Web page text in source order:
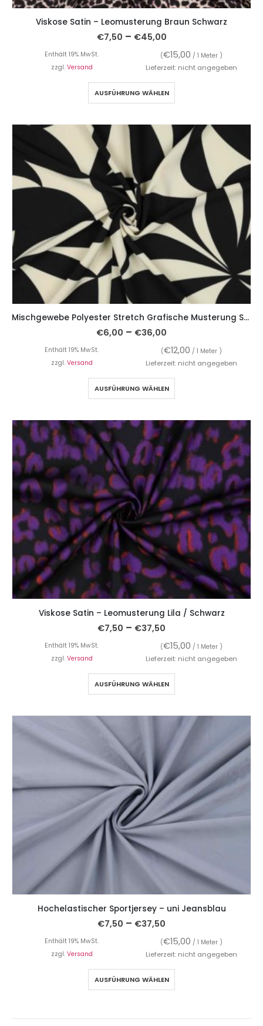
Viskose Satin – Leomusterung Braun Schwarz
€7,50 – €45,00
Enthält 19% MwSt. (€15,00 / 1 Meter )
zzgl. Versand Lieferzeit: nicht angegeben
AUSFÜHRUNG WÄHLEN
Mischgewebe Polyester Stretch Grafische Musterung S/W
€6,00 – €36,00
Enthält 19% MwSt. (€12,00 / 1 Meter )
zzgl. Versand Lieferzeit: nicht angegeben
AUSFÜHRUNG WÄHLEN
Viskose Satin – Leomusterung Lila / Schwarz
€7,50 – €37,50
Enthält 19% MwSt. (€15,00 / 1 Meter )
zzgl. Versand Lieferzeit: nicht angegeben
AUSFÜHRUNG WÄHLEN
Hochelastischer Sportjersey – uni Jeansblau
€7,50 – €37,50
Enthält 19% MwSt. (€15,00 / 1 Meter )
zzgl. Versand Lieferzeit: nicht angegeben
AUSFÜHRUNG WÄHLEN